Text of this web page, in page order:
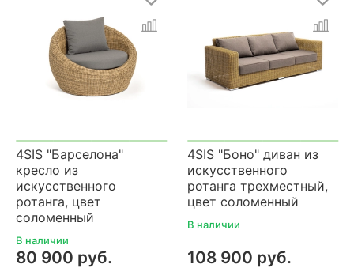
4SIS "Барселона"
кресло из
искусственного
ротанга, цвет
соломенный
В наличии
80 900 руб.
4SIS "Боно" диван из
искусственного
ротанга трехместный,
цвет соломенный
В наличии
108 900 руб.